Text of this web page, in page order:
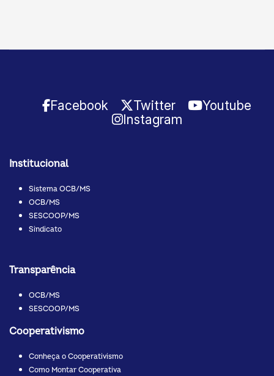
Facebook Twitter
Youtube
Instagram
Institucional
Sistema OCB/MS
OCB/MS
SESCOOP/MS
Sindicato
Transparência
OCB/MS
SESCOOP/MS
Cooperativismo
Conheça o Cooperativismo
Como Montar Cooperativa